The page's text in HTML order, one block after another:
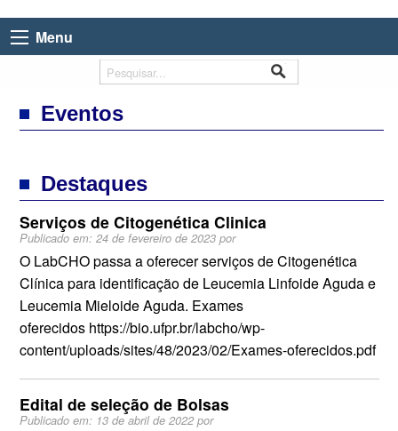
Menu
Eventos
Destaques
Serviços de Citogenética Clinica
Publicado em: 24 de fevereiro de 2023por
O LabCHO passa a oferecer serviços de Citogenética
Clínica para identificação de Leucemia Linfoide Aguda e
Leucemia Mieloide Aguda. Exames
oferecidos https://bio.ufpr.br/labcho/wp-
content/uploads/sites/48/2023/02/Exames-oferecidos.pdf
Edital de seleção de Bolsas
Publicado em: 13 de abril de 2022por